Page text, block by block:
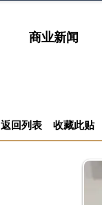
商业新闻
返回列表 收藏此贴